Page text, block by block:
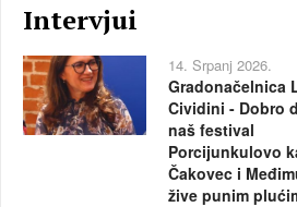
Intervjui
14. Srpanj 2026.
Gradonačelnica
Cividini - Dobro
naš festival
Porcijunkulovo
Čakovec i
žive punim